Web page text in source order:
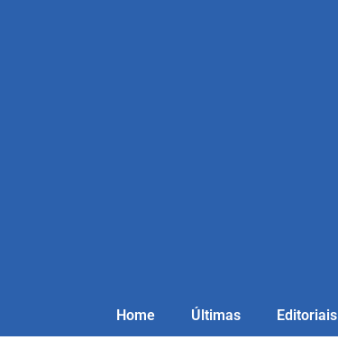
Home Últimas Editoriais